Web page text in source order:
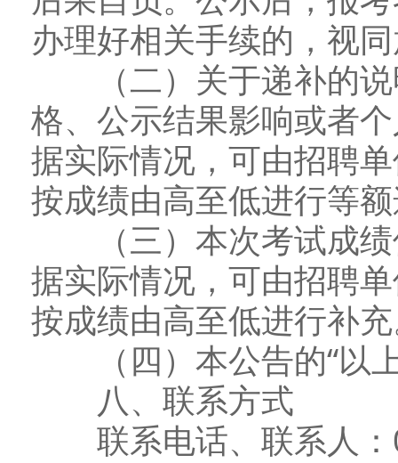
办理好相关手续的，视
（二）关于递补的说
格、公示结果影响或者
据实际情况，可由招聘
按成绩由高至低进行等
（三）本次考试成绩
据实际情况，可由招聘
按成绩由高至低进行补
（四）本公告的“以上
八、联系方式
联系电话、联系人：